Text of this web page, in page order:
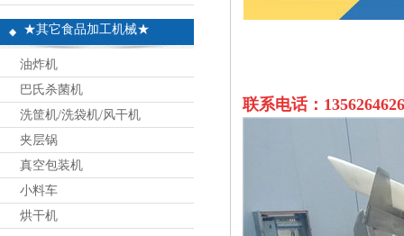
★其它食品加工机械★
油炸机
巴氏杀菌机
洗筐机/洗袋机/风干机
夹层锅
真空包装机
小料车
烘干机
联系电话：